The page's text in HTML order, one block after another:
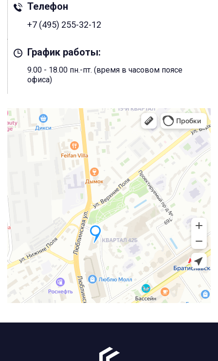
Телефон
+7 (495) 255-32-12
График работы:
9.00 - 18.00 пн.-пт. (время в часовом поясе
офиса)